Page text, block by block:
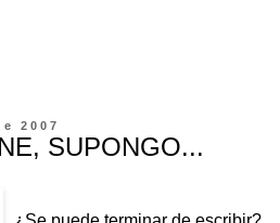
2007
SUPONGO...